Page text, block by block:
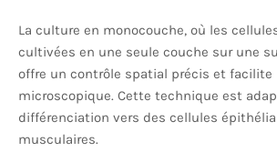
La culture en monocouche, où les
cultivées en une seule couche sur une
offre un contrôle spatial précis et facilite
microscopique. Cette technique est
différenciation vers des cellules
musculaires.